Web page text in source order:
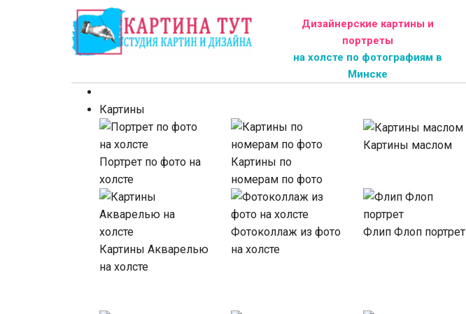
Дизайнерские картины и
портреты
на холсте по фотографиям в
Минске
Картины
Портрет по фото на
холсте
Картины по
номерам по фото
Картины маслом
Картины Акварелью
на холсте
Фотоколлаж из фото
на холсте
Флип Флоп портрет